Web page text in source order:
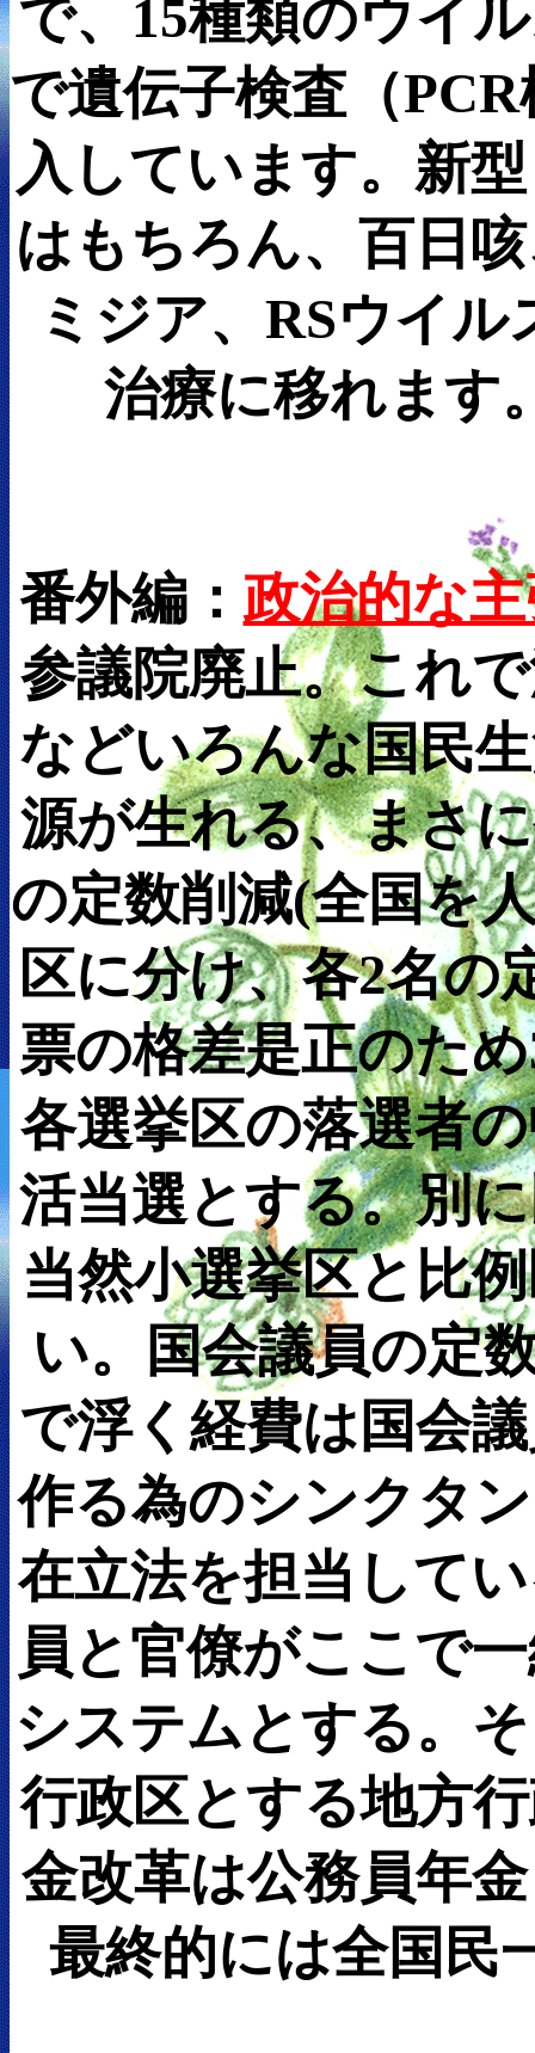
で、15種類のウイ
で遺伝子検査（
入しています。新
はもちろん、百日
ミジア、RSウイ
治療に移れます
番外編：政治的な
参議院廃止。これ
などいろんな国民
源が生れる、まさ
の定数削減(全国を
区に分け、各2名の
票の格差是正のた
各選挙区の落選者
活当選とする。別
当然小選挙区と比
い。国会議員の定
で浮く経費は国会
作る為のシンクタ
在立法を担当して
員と官僚がここで
システムとする。
行政区とする地方
金改革は公務員年
最終的には全国民